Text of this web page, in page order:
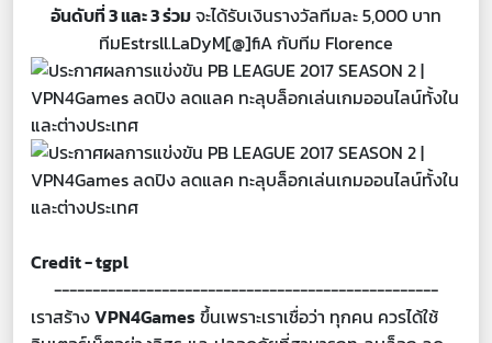
อันดับที่ 3 และ 3 ร่วมจะได้รับเงินรางวัลทีมละ 5,000 บาท
ทีมEstrsll.LaDyM[@]fiA กับทีม Florence
Credit - tgpl
--------------------------------------------------
เราสร้างVPN4Gamesขึ้นเพราะเราเชื่อว่า ทุกคน ควรได้ใช้